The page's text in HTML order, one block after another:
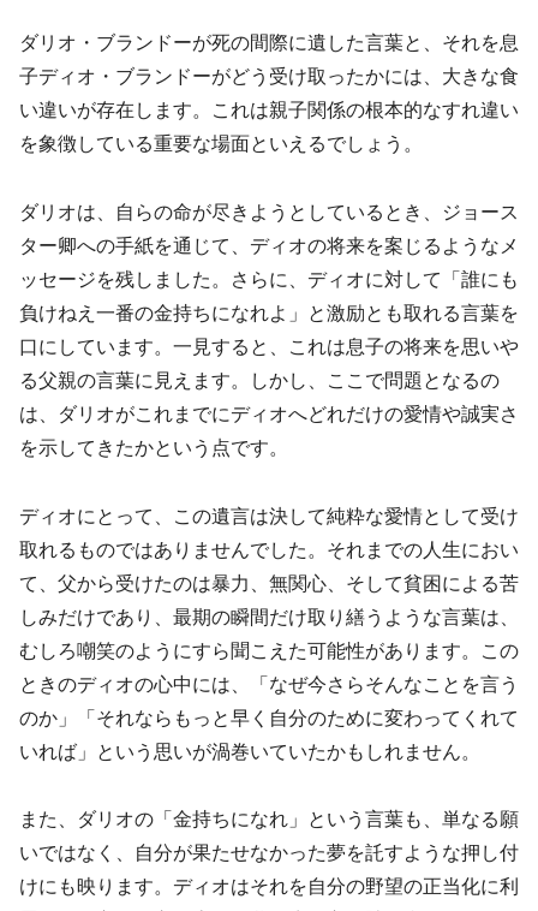
ダリオ・ブランドーが死の間際に遺した言葉と、それを息
子ディオ・ブランドーがどう受け取ったかには、大きな食
い違いが存在します。これは親子関係の根本的なすれ違い
を象徴している重要な場面といえるでしょう。
ダリオは、自らの命が尽きようとしているとき、ジョース
ター卿への手紙を通じて、ディオの将来を案じるようなメ
ッセージを残しました。さらに、ディオに対して「誰にも
負けねえ一番の金持ちになれよ」と激励とも取れる言葉を
口にしています。一見すると、これは息子の将来を思いや
る父親の言葉に見えます。しかし、ここで問題となるの
は、ダリオがこれまでにディオへどれだけの愛情や誠実さ
を示してきたかという点です。
ディオにとって、この遺言は決して純粋な愛情として受け
取れるものではありませんでした。それまでの人生におい
て、父から受けたのは暴力、無関心、そして貧困による苦
しみだけであり、最期の瞬間だけ取り繕うような言葉は、
むしろ嘲笑のようにすら聞こえた可能性があります。この
ときのディオの心中には、「なぜ今さらそんなことを言う
のか」「それならもっと早く自分のために変わってくれて
いれば」という思いが渦巻いていたかもしれません。
また、ダリオの「金持ちになれ」という言葉も、単なる願
いではなく、自分が果たせなかった夢を託すような押し付
けにも映ります。ディオはそれを自分の野望の正当化に利